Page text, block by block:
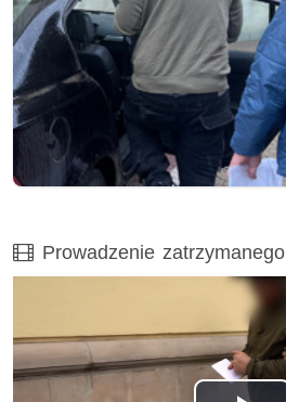
Film
Prowadzenie zatrzymanego